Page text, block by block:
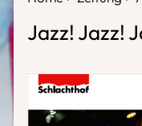
Jazz! Jazz!